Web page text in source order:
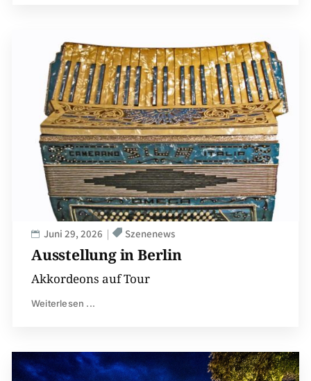
Ausstellung in Berlin
Juni 29, 2026 Szenenews
Akkordeons auf Tour
Weiterlesen ...